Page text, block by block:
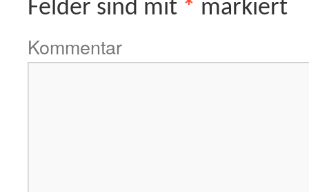
Felder sind mit * markiert
Kommentar